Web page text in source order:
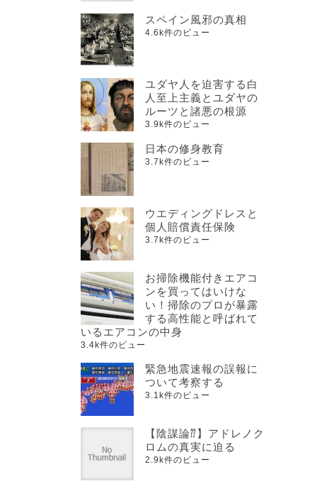
スペイン風邪の真相
4.6k件のビュー
ユダヤ人を迫害する白
人至上主義とユダヤの
ルーツと諸悪の根源
3.9k件のビュー
日本の修身教育
3.7k件のビュー
ウエディングドレスと
個人賠償責任保険
3.7k件のビュー
お掃除機能付きエアコ
ンを買ってはいけな
い！掃除のプロが暴露
する高性能と呼ばれて
いるエアコンの中身
3.4k件のビュー
緊急地震速報の誤報に
ついて考察する
3.1k件のビュー
【陰謀論⁇】アドレノク
ロムの真実に迫る
2.9k件のビュー